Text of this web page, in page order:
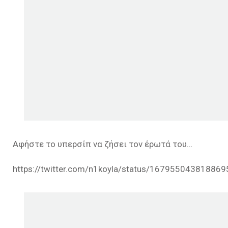
Αφήστε το υπερσίπ να ζήσει τον έρωτά του…
https://twitter.com/n1koyla/status/